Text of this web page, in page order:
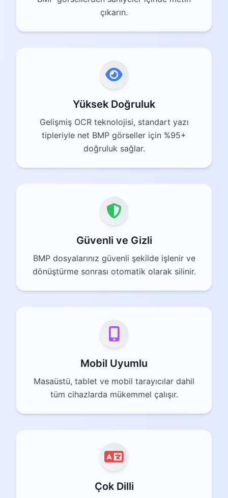
çıkarın.
Yüksek Doğruluk
Gelişmiş OCR teknolojisi, standart yazı
tipleriyle net BMP görseller için %95+
doğruluk sağlar.
Güvenli ve Gizli
BMP dosyalarınız güvenli şekilde işlenir ve
dönüştürme sonrası otomatik olarak silinir.
Mobil Uyumlu
Masaüstü, tablet ve mobil tarayıcılar dahil
tüm cihazlarda mükemmel çalışır.
Çok Dilli